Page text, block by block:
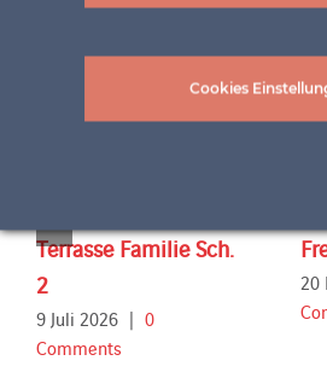
Terrasse Familie Sch.
2
9 Juli 2026 | 0
Comments
20
Cookies